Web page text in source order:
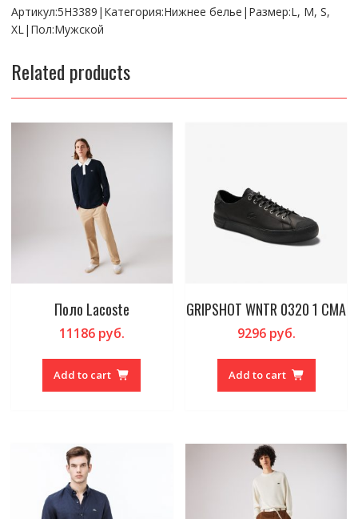
Артикул:5H3389|Категория:Нижнее белье|Размер:L, M, S,
XL|Пол:Мужской
Related products
Поло Lacoste
11186руб.
Add to cart
GRIPSHOT WNTR 0320 1 CMA
9296руб.
Add to cart